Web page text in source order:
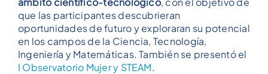
que las participantes descubrieran
oportunidades de futuro y exploraran su potencial
en los campos de la Ciencia, Tecnología,
Ingeniería y Matemáticas. También se presentó el
I Observatorio Mujer y STEAM.